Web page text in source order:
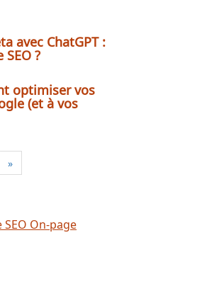
avec ChatGPT :
?
optimiser vos
(et à vos
»
On-page